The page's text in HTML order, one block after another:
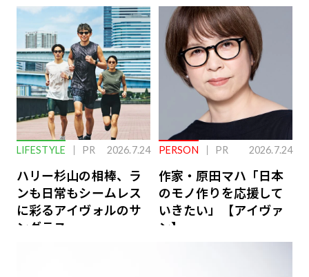
下を救う、脳のインナ
ーケアとは
LIFESTYLE PR 2026.7.24
ハリー杉山の相棒、ラ
ンも日常もシームレス
に彩るアイヴォルのサ
ングラス
PERSON PR 2026.7.24
作家・原田マハ「日本
のモノ作りを応援して
いきたい」【アイヴァ
ン】